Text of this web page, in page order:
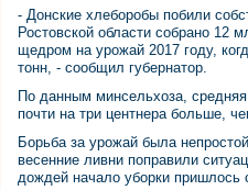
- Донские хлеборобы побили
Ростовской области собрано
щедром на урожай 2017 году,
тонн, - сообщил губернатор.
По данным минсельхоза,
почти на три центнера больше,
Борьба за урожай была
весенние ливни поправили
дождей начало уборки пришлось